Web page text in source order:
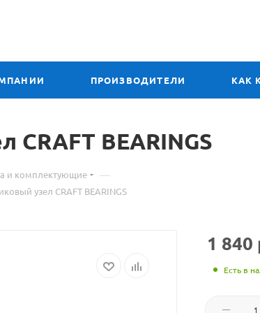
ПРОИЗВОДИТЕЛИ КАК
CRAFT Материал
о
товаре
(SSUCFL
BEARINGS
и комплектующие —
узел CRAFT BEARINGS
1 840
Есть в